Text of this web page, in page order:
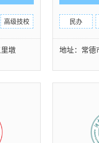
高级技校
墩
民办
地址：常德